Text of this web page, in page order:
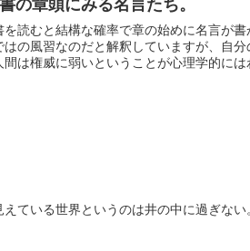
の章頭にみる名言たち。
を読むと結構な確率で章の始めに名言が
はの風習なのだと解釈していますが、自
間は権威に弱いということが心理学的には
えている世界というのは井の中に過ぎない